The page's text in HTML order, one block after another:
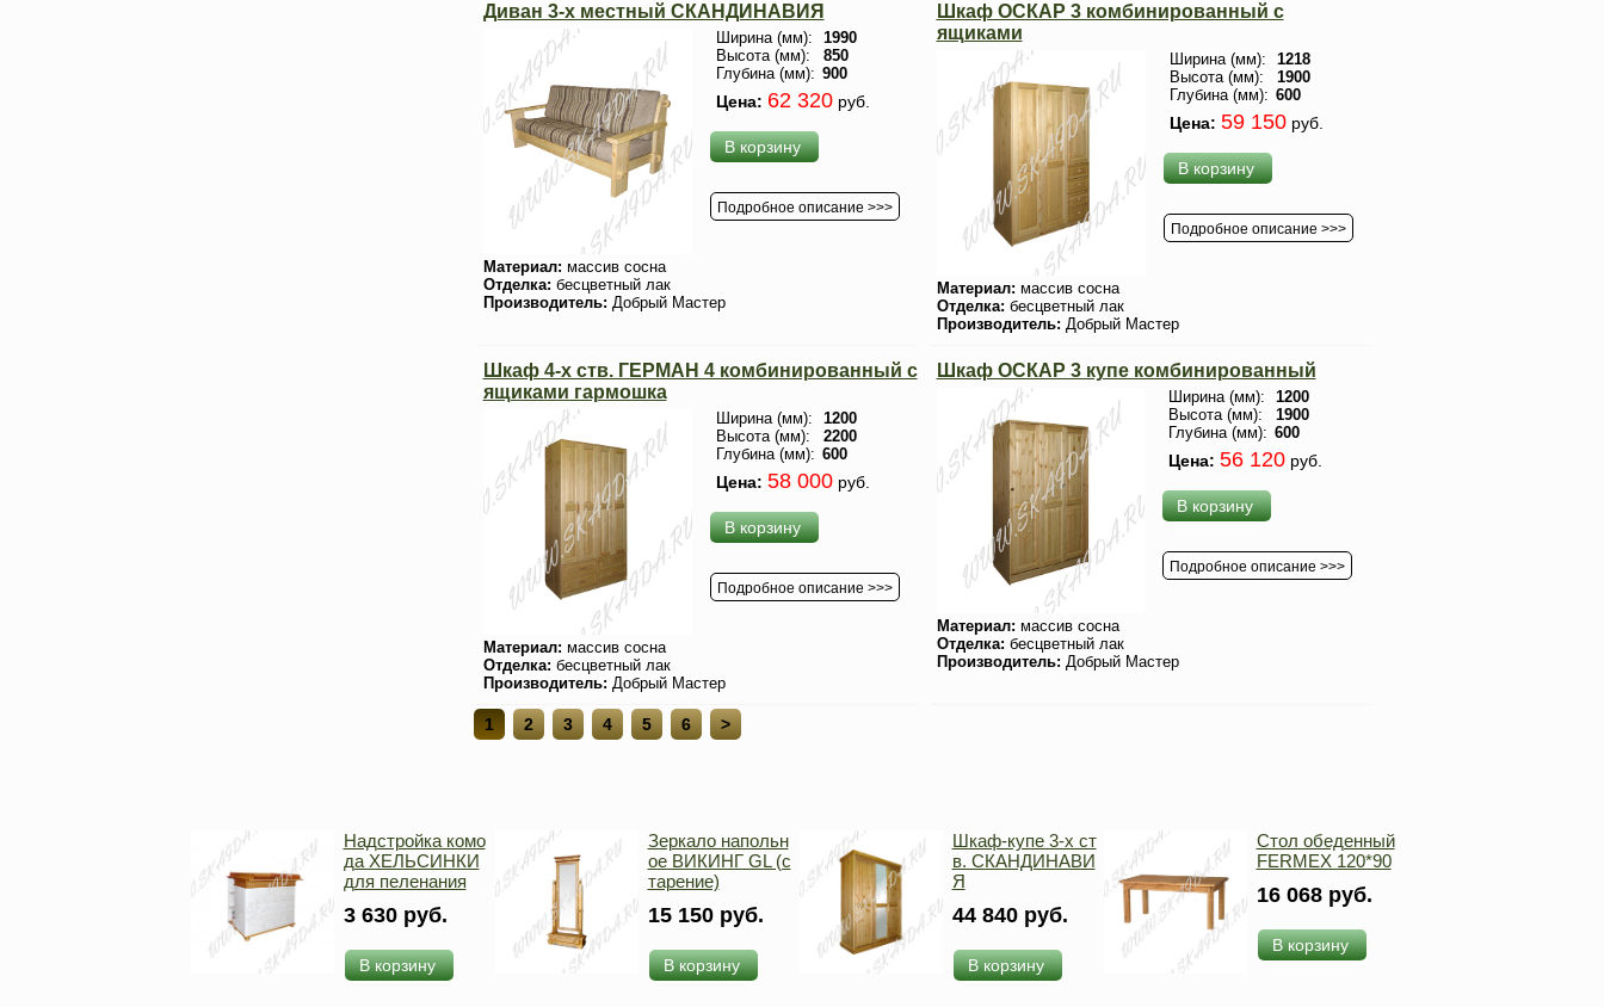
Диван 3-х местный СКАНДИНАВИЯ
Ширина (мм):
1990
Высота (мм):
850
Глубина (мм): 900
Цена: 62 320руб.
В корзину
Подробное описание >>>
Материал: массив сосна
Отделка: бесцветный лак
Производитель: Добрый Мастер
Шкаф ОСКАР 3 комбинированный с
ящиками
Ширина (мм):
1218
Высота (мм):
1900
Глубина (мм): 600
Цена: 59 150руб.
В корзину
Подробное описание >>>
Материал: массив сосна
Отделка: бесцветный лак
Производитель: Добрый Мастер
Шкаф 4-х ств. ГЕРМАН 4 комбинированный с
ящиками гармошка
Ширина (мм):
1200
Высота (мм):
2200
Глубина (мм): 600
Цена: 58 000руб.
В корзину
Подробное описание >>>
Материал: массив сосна
Отделка: бесцветный лак
Производитель: Добрый Мастер
Шкаф ОСКАР 3 купе комбинированный
Ширина (мм):
1200
Высота (мм):
1900
Глубина (мм): 600
Цена: 56 120руб.
В корзину
Подробное описание >>>
Материал: массив сосна
Отделка: бесцветный лак
Производитель: Добрый Мастер
1 2 3 4 5 6 >
Надстройка комо
да ХЕЛЬСИНКИ
для пеленания
3 630 руб.
В корзину
Зеркало напольн
ое ВИКИНГ GL (с
тарение)
15 150 руб.
В корзину
Шкаф-купе 3-х ст
в. СКАНДИНАВИ
Я
44 840 руб.
В корзину
Стол обеденный
FERMEX 120*90
16 068 руб.
В корзину